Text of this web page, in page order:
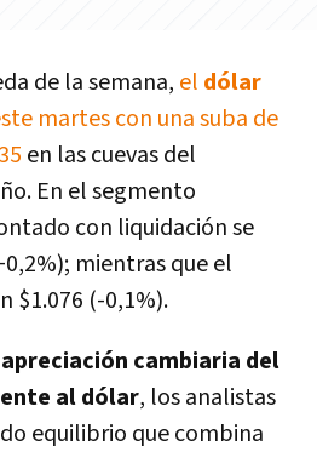
de la semana, el dólar
martes con una suba de
en las cuevas del
En el segmento
con liquidación se
mientras que el
$1.076 (-0,1%).
apreciación cambiaria del
al dólar, los analistas
equilibrio que combina